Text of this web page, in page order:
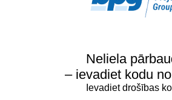
Neliela
– ievadiet kodu
Ievadiet drošības